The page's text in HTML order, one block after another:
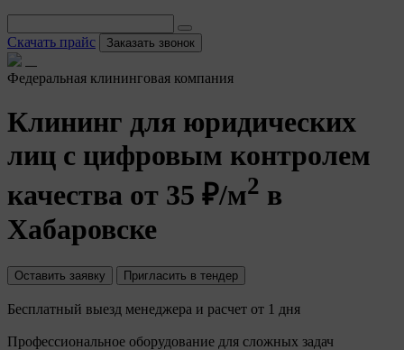
Скачать прайс Заказать звонок
Федеральная клининговая компания
Клининг для юридических
лиц с цифровым контролем
качества от 35 ₽/м2 в
Хабаровске
Оставить заявку Пригласить в тендер
Бесплатный выезд менеджера и расчет от 1 дня
Профессиональное оборудование для сложных задач